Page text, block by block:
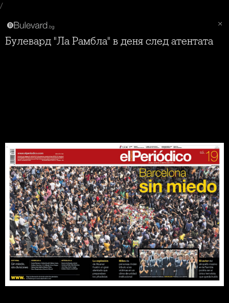
/
Булевард "Ла Рамбла" в деня след атентата